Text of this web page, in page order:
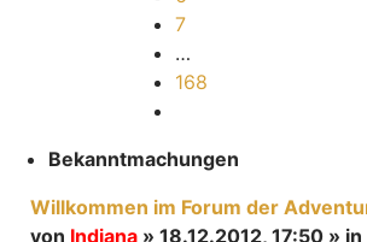
7
…
168
Bekanntmachungen
Willkommen im Forum der
von Indiana » 18.12.2012, 17:50 » in